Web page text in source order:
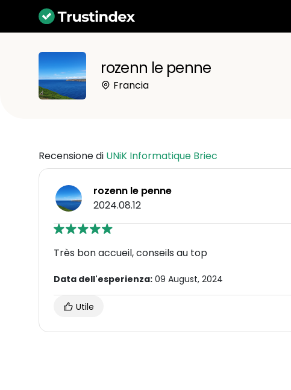
rozenn le penne
Francia
Recensione di UNiK Informatique Briec
rozenn le penne
2024.08.12
Très bon accueil, conseils au top
Data dell'esperienza: 09 August, 2024
Utile